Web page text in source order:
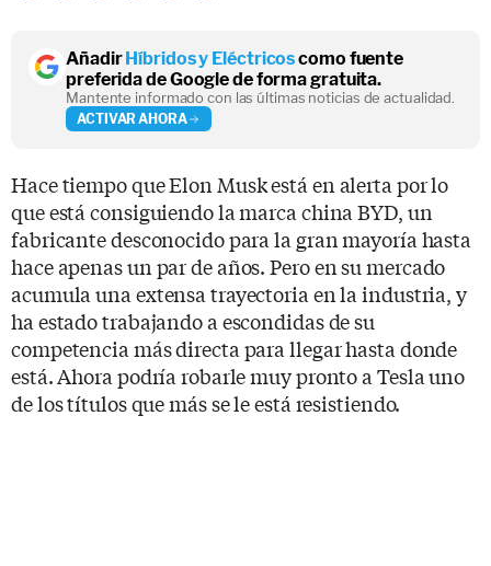
AñadirHíbridos y Eléctricoscomo fuente
preferida de Google de forma gratuita.
Mantente informado con las últimas noticias de actualidad.
ACTIVAR AHORA
Hace tiempo que Elon Musk está en alerta por lo
que está consiguiendo la marca china BYD, un
fabricante desconocido para la gran mayoría hasta
hace apenas un par de años. Pero en su mercado
acumula una extensa trayectoria en la industria, y
ha estado trabajando a escondidas de su
competencia más directa para llegar hasta donde
está. Ahora podría robarle muy pronto a Tesla uno
de los títulos que más se le está resistiendo.